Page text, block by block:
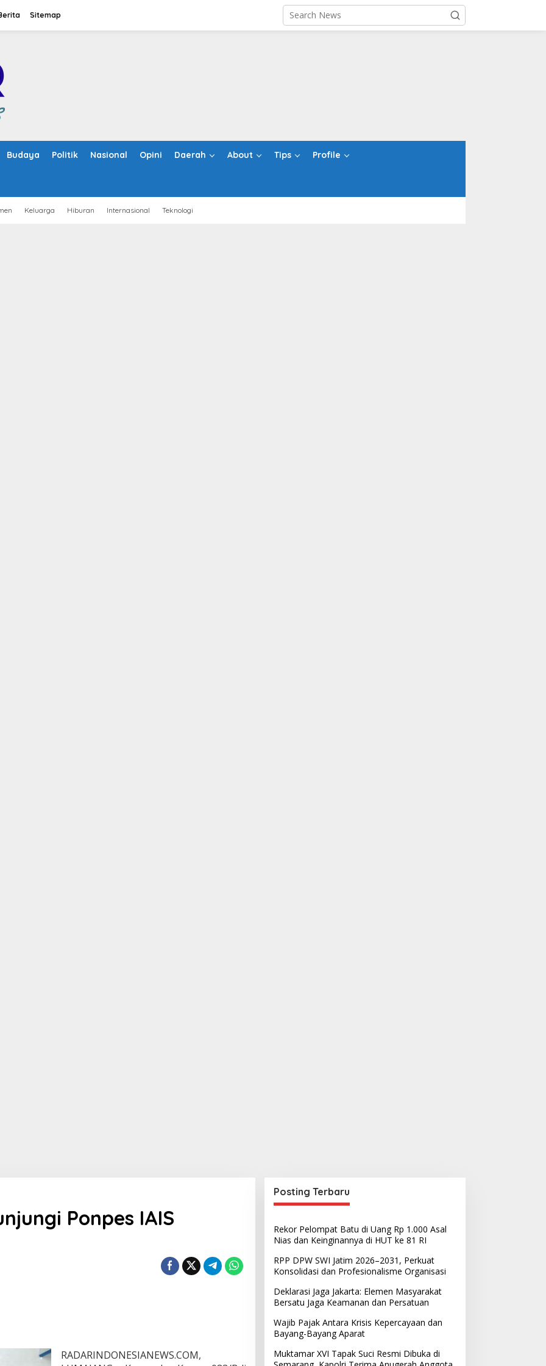
Sitemap
Budaya Politik Nasional Opini Daerah About Tips Profile
Keluarga Hiburan Internasional Teknologi
Ponpes IAIS
RADARINDONESIANEWS.COM,
Posting Terbaru
Rekor Pelompat Batu di Uang Rp 1.000 Asal
Nias dan Keinginannya di HUT ke 81 RI
RPP DPW SWI Jatim 2026–2031, Perkuat
Konsolidasi dan Profesionalisme Organisasi
Deklarasi Jaga Jakarta: Elemen Masyarakat
Bersatu Jaga Keamanan dan Persatuan
Wajib Pajak Antara Krisis Kepercayaan dan
Bayang-Bayang Aparat
Muktamar XVI Tapak Suci Resmi Dibuka di